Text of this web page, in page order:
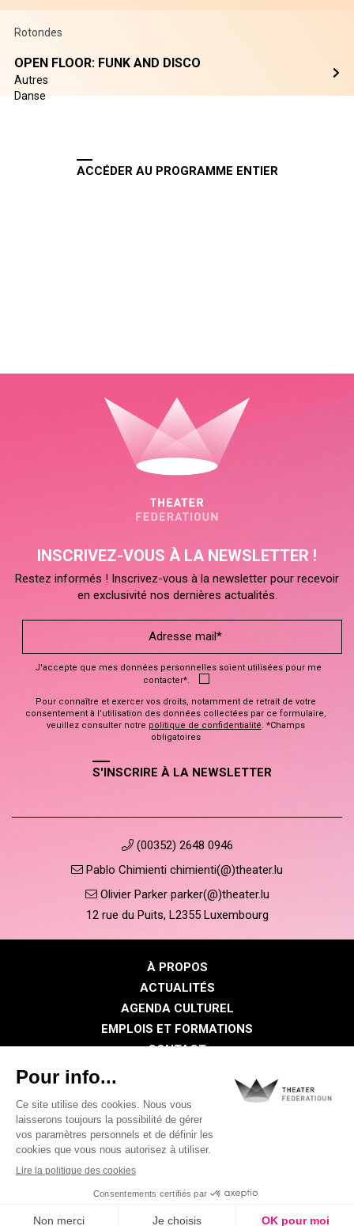
Rotondes
OPEN FLOOR: FUNK AND DISCO
Autres
Danse
ACCÉDER AU PROGRAMME ENTIER
INSCRIVEZ-VOUS À LA NEWSLETTER !
Restez informés ! Inscrivez-vous à la newsletter pour recevoir
en exclusivité nos dernières actualités.
J'accepte que mes données personnelles soient utilisées pour me
contacter*.
Pour connaître et exercer vos droits, notamment de retrait de votre
consentement à l’utilisation des données collectées par ce formulaire,
veuillez consulter notre politique de confidentialité. *Champs
obligatoires
S'INSCRIRE À LA NEWSLETTER
(00352) 2648 0946
Pablo Chimienti chimienti(@)theater.lu
Olivier Parker parker(@)theater.lu
12 rue du Puits, L2355 Luxembourg
À PROPOS
ACTUALITÉS
AGENDA CULTUREL
EMPLOIS ET FORMATIONS
CONTACT
Politique de confidentialité
Politique des cookies
Visual identity by
Digitalised by